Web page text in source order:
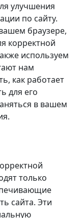
улучшения
по сайту.
браузере,
корректной
используем
нам
как работает
для его
в вашем
только
сайта. Эти